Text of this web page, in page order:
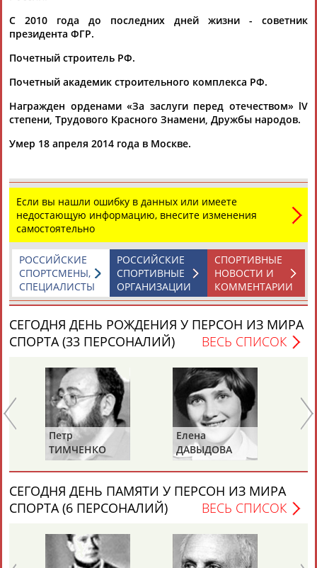
Каримжан
Аделя
Рамазан
Тагир
Камиль
Загалав
Камалудин
АБДУЛДАУДОВ
Абдула
АБДУЛЖАЛИЛОВ
Магомед
АБДУЛКАГИРОВ
Назир
АБДУЛЛАЕВ
24 персон из 13181
ЕЩЁ ПЕРСОНЫ
ЦЕЛИ ПРОЕКТА КОНТАКТЫ НАШИ КНОПКИ РЕКЛАМА
Стадион, 1998-2026
Адресов в новостной рассылке: 996
Подпишись
С 2010 года до последних дней жизни - советник
президента ФГР.
Почетный строитель РФ.
Почетный академик строительного комплекса РФ.
Награжден орденами «За заслуги перед отечеством» lV
степени, Трудового Красного Знамени, Дружбы народов.
Умер 18 апреля 2014 года в Москве.
Если вы нашли ошибку в данных или имеете
недостающую информацию, внесите изменения
самостоятельно
СПОРТИВНЫЕ
НОВОСТИ И
КОММЕНТАРИИ
РОССИЙСКИЕ
СПОРТИВНЫЕ
ОРГАНИЗАЦИИ
РОССИЙСКИЕ
СПОРТСМЕНЫ,
СПЕЦИАЛИСТЫ
СЕГОДНЯ ДЕНЬ РОЖДЕНИЯ У ПЕРСОН ИЗ МИРА
СПОРТА (33 ПЕРСОНАЛИЙ)
ВЕСЬ СПИСОК
Петр
ТИМЧЕНКО
Елена
ДАВЫДОВА
СЕГОДНЯ ДЕНЬ ПАМЯТИ У ПЕРСОН ИЗ МИРА
СПОРТА (6 ПЕРСОНАЛИЙ)
ВЕСЬ СПИСОК